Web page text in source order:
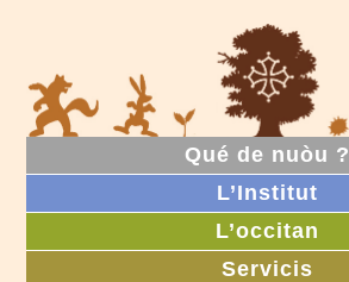
Qué de nuòu ?
L’Institut
L’occitan
Servicis